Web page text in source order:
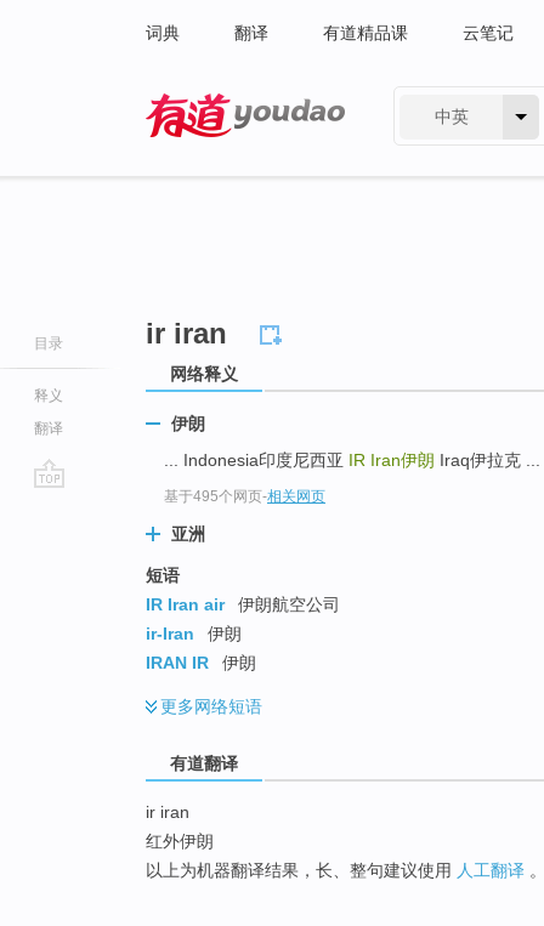
词典 翻译 有道精品课 云笔记
中英
目录
释义
翻译
ir iran
网络释义
伊朗
... Indonesia印度尼西亚 IR Iran伊朗 Iraq伊拉克 ...
基于495个网页-相关网页
亚洲
短语
IR Iran air
伊朗航空公司
ir-Iran
伊朗
IRAN IR
伊朗
更多网络短语
有道翻译
ir iran
红外伊朗
以上为机器翻译结果，长、整句建议使用 人工翻译